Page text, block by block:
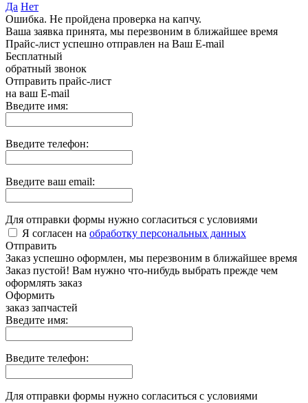
Да Нет
Ошибка. Не пройдена проверка на капчу.
Ваша заявка принята, мы перезвоним в ближайшее время
Прайс-лист успешно отправлен на Ваш E-mail
Бесплатный
обратный звонок
Отправить прайс-лист
на ваш E-mail
Введите имя:
Введите телефон:
Введите ваш email:
Для отправки формы нужно согласиться с условиями
Я согласен на обработку персональных данных
Отправить
Заказ успешно оформлен, мы перезвоним в ближайшее время
Заказ пустой! Вам нужно что-нибудь выбрать прежде чем
оформлять заказ
Оформить
заказ запчастей
Введите имя:
Введите телефон:
Для отправки формы нужно согласиться с условиями